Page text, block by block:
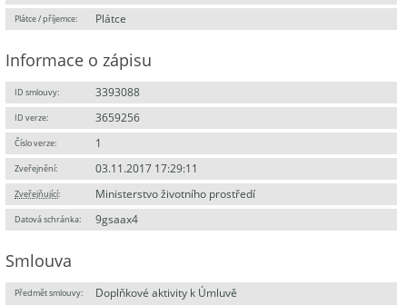
Plátce / příjemce: Plátce
Informace o zápisu
ID smlouvy: 3393088
ID verze: 3659256
Číslo verze: 1
Zveřejnění: 03.11.2017 17:29:11
Zveřejňující: Ministerstvo životního prostředí
Datová schránka: 9gsaax4
Smlouva
Předmět smlouvy:
Doplňkové aktivity k Úmluvě